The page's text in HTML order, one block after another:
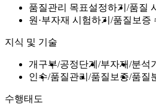
품질관리 목표설정하기
품질
원·부자재 시험하기
품질보증
지식 및 기술
개구부 공정단계 부자재 분석
인수 품질관리 품질보증 품질
수행태도